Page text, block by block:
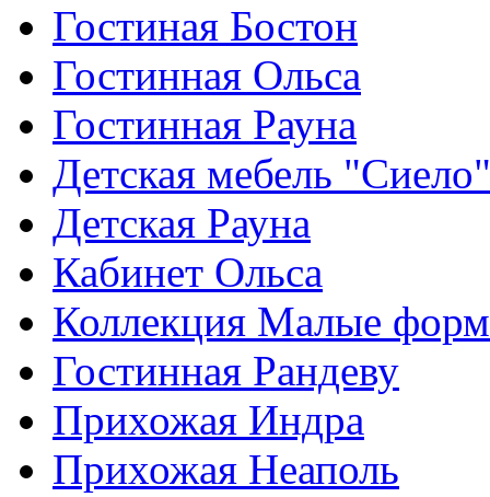
Гостиная Бостон
Гостинная Ольса
Гостинная Рауна
Детская мебель "Сиело"
Детская Рауна
Кабинет Ольса
Коллекция Малые
Гостинная Рандеву
Прихожая Индра
Прихожая Неаполь